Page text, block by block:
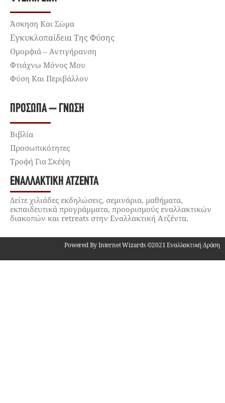
Άσκηση Και Σώμα
Εγκυκλοπαίδεια Της Φύσης
Ομορφιά – Αντιγήρανση
Φτιάχνω Μόνος Μου
Φύση Και Περιβάλλον
ΠΡΌΣΩΠΑ – ΓΝΏΣΗ
Βιβλία
Προσωπικότητες
Τροφή Για Σκέψη
ΕΝΑΛΛΑΚΤΙΚΉ ΑΤΖΈΝΤΑ
Δείτε χιλιάδες εκδηλώσεις, σεμινάρια, μαθήματα,
εκπαιδευτικά προγράμματα, προορισμούς εναλλακτικών
διακοπών και retreats στην Εναλλακτική Ατζέντα.
Powered By Internet Wizards ©2021 Εναλλακτική Δράση